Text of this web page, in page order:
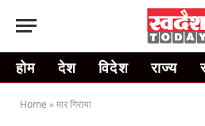
होम देश विदेश राज्य
Home »मार गिराया